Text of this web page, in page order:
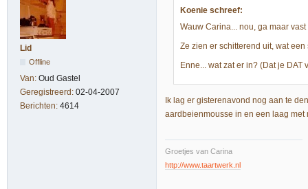
Lid
Offline
Van: Oud Gastel
Geregistreerd: 02-04-2007
Berichten: 4614
Koenie schreef:
Wauw Carina... nou, ga maar
Ze zien er schitterend uit, wat
Enne... wat zat er in? (Dat je
Ik lag er gisterenavond nog aan te
aardbeienmousse in en een laag
Groetjes van Carina
http://www.taartwerk.nl